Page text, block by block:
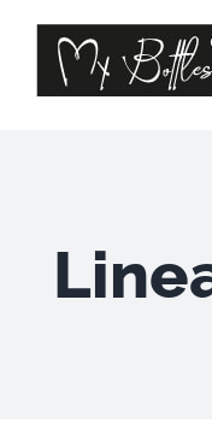
contenuto